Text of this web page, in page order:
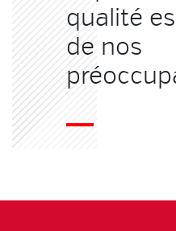
qualité
de nos